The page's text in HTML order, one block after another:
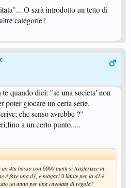
O sarà introdotto un tetto di
categorie?
quando dici: "se una societa' non
poter giocare un certa serie,
che senso avrebbe ?"
a un certo punto.....
4ta basso con 6000 punti si trasferisce in
è fare una d1, e magari il limite per la d1 è
un anno per una cavolata di regola?